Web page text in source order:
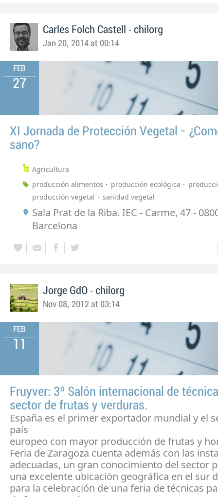
Carles Folch Castell - chilorg
Jan 20, 2014 at 00:14
FEB
27
XI Jornada de Protección Vegetal -
sano?
Agricultura
producción alimentos
producción ecológica
producción vegetal
sanidad vegetal
Sala Prat de la Riba. IEC - Carme, 47 -
Barcelona
Jorge GdO - chilorg
Nov 08, 2012 at 03:14
FEB
11
Fruyver: 3º Salón internacional de
sector de frutas y verduras.
España es el primer exportador mundial y el
país
europeo con mayor producción de frutas y
Feria de Zaragoza cuenta además con las
adecuadas, un gran conocimiento del sector
una excelente ubicación geográfica en el sur
para la celebración de una feria de técnicas